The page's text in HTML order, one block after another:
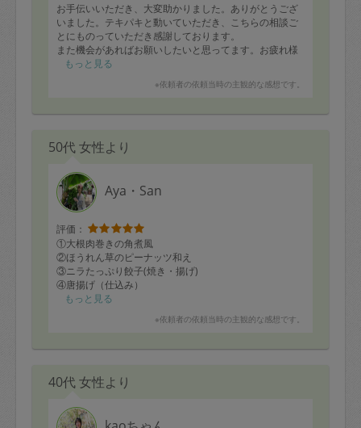
お手伝いいただき、大変助かりました。ありがとうござ
いました。テキパキと動いていただき、こちらの相談ご
とにものっていただき感謝しております。
また機会があればお願いしたいと思ってます。お疲れ様
でした。
もっと見る
※依頼者の依頼当時の主観的な感想です。
50代 女性より
Aya・San
評価：
①大根肉巻きの角煮風
②ほうれん草のピーナッツ和え
③ニラたっぷり餃子(焼き・揚げ)
④唐揚げ（仕込み）
⑤茶碗蒸し
ニラたっぷり餃子もやみつきになりそうです。
もっと見る
※依頼者の依頼当時の主観的な感想です。
40代 女性より